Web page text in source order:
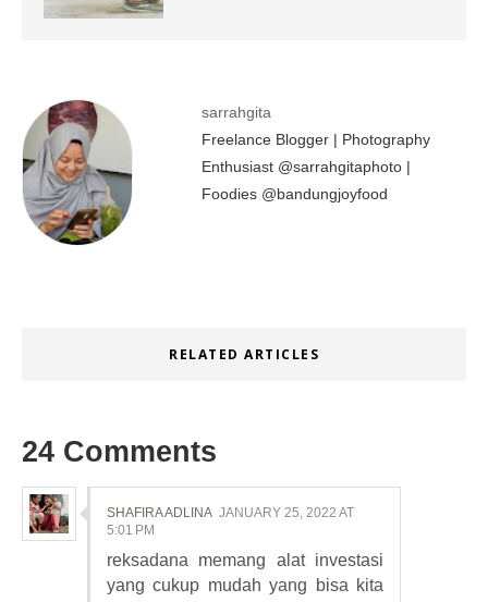
sarrahgita
Freelance Blogger | Photography
Enthusiast @sarrahgitaphoto |
Foodies @bandungjoyfood
RELATED ARTICLES
24 Comments
SHAFIRA ADLINA JANUARY 25, 2022 AT
5:01 PM
reksadana memang alat investasi
yang cukup mudah yang bisa kita